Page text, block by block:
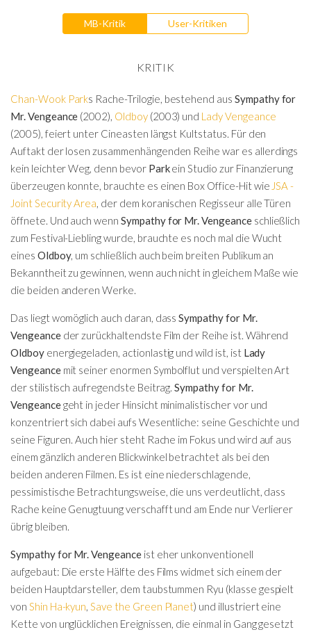
MB-Kritik User-Kritiken
KRITIK
Chan-Wook Parks Rache-Trilogie, bestehend aus Sympathy for
Mr. Vengeance (2002), Oldboy (2003) und Lady Vengeance
(2005), feiert unter Cineasten längst Kultstatus. Für den
Auftakt der losen zusammenhängenden Reihe war es allerdings
kein leichter Weg, denn bevor Parkein Studio zur Finanzierung
überzeugen konnte, brauchte es einen Box Office-Hit wie JSA -
Joint Security Area , der dem koranischen Regisseur alle Türen
öffnete. Und auch wenn Sympathy for Mr. Vengeanceschließlich
zum Festival-Liebling wurde, brauchte es noch mal die Wucht
eines Oldboy, um schließlich auch beim breiten Publikum an
Bekanntheit zu gewinnen, wenn auch nicht in gleichem Maße wie
die beiden anderen Werke.
Das liegt womöglich auch daran, dassSympathy for Mr.
Vengeanceder zurückhaltendste Film der Reihe ist. Während
Oldboy energiegeladen, actionlastig und wild ist, ist Lady
Vengeancemit seiner enormen Symbolflut und verspielten Art
der stilistisch aufregendste Beitrag.Sympathy for Mr.
Vengeancegeht in jeder Hinsicht minimalistischer vor und
konzentriert sich dabei aufs Wesentliche: seine Geschichte und
seine Figuren. Auch hier steht Rache im Fokus und wird auf aus
einem gänzlich anderen Blickwinkel betrachtet als bei den
beiden anderen Filmen. Es ist eine niederschlagende,
pessimistische Betrachtungsweise, die uns verdeutlicht, dass
Rache keine Genugtuung verschafft und am Ende nur Verlierer
übrig bleiben.
Sympathy for Mr. Vengeanceist eher unkonventionell
aufgebaut: Die erste Hälfte des Films widmet sich einem der
beiden Hauptdarsteller, dem taubstummen Ryu (klasse gespielt
von Shin Ha-kyun Save the Green Planet) und illustriert eine
Kette von unglücklichen Ereignissen, die einmal in Gang gesetzt